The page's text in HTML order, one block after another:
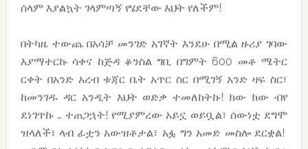
ሰላም እያልኳት ገላምጣኝ የሄደቸው እህት የለችም!
በትካዜ ተውጨ በአሳቻ መንገድ አገኛት እንደሁ በሚል ዙሪያ ገባው
እያማተርኩ ሳቀና ከጅዳ ቆንስል ግቢ በግምት 600 መቶ ሜትር
ርቀት በአንድ አረብ ቱጃር ቤት አጥር ስር በሚገኝ አንድ ዛፍ ስር፣
ከመንገዱ ዳር አንዲት እህት ወድቃ ተመለከትኩ! ክው ክው ብየ
ደነገጥኩ … ተጠጋኋት! የሚያምረው አይኗ ወይቧል፣ ሰውነቷ ደግሞ
ዝላለች፣ ላብ ፊቷን አውዝቶታል፣ አፏ ግን አመድ መስሎ ደርቋል!